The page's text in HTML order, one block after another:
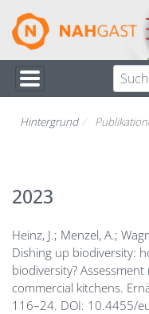
Direkt
zum
Inhalt
Hintergrund
2023
Heinz, J.; Menzel, A.;
Dishing up biodiversity:
biodiversity?
commercial kitchens.
116–24. DOI: 10.4455/